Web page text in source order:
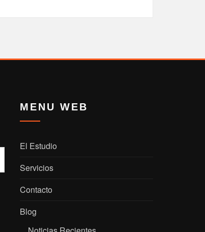
MENU WEB
El Estudio
Servicios
Contacto
Blog